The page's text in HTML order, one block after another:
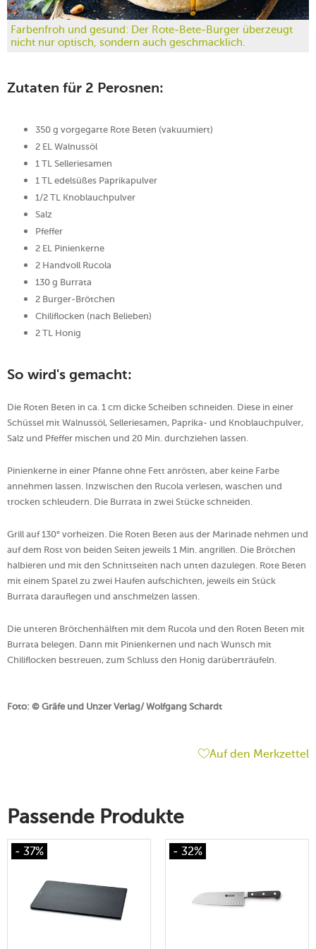
Farbenfroh und gesund: Der Rote-Bete-Burger überzeugt
nicht nur optisch, sondern auch geschmacklich.
Zutaten für 2 Perosnen:
350 g vorgegarte Rote Beten (vakuumiert)
2 EL Walnussöl
1 TL Selleriesamen
1 TL edelsüßes Paprikapulver
1/2 TL Knoblauchpulver
Salz
Pfeffer
2 EL Pinienkerne
2 Handvoll Rucola
130 g Burrata
2 Burger-Brötchen
Chiliflocken (nach Belieben)
2 TL Honig
So wird's gemacht:
Die Roten Beten in ca. 1 cm dicke Scheiben schneiden. Diese in einer
Schüssel mit Walnussöl, Selleriesamen, Paprika- und Knoblauchpulver,
Salz und Pfeffer mischen und 20 Min. durchziehen lassen.
Pinienkerne in einer Pfanne ohne Fett anrösten, aber keine Farbe
annehmen lassen. Inzwischen den Rucola verlesen, waschen und
trocken schleudern. Die Burrata in zwei Stücke schneiden.
Grill auf 130° vorheizen. Die Roten Beten aus der Marinade nehmen und
auf dem Rost von beiden Seiten jeweils 1 Min. angrillen. Die Brötchen
halbieren und mit den Schnittseiten nach unten dazulegen. Rote Beten
mit einem Spatel zu zwei Haufen aufschichten, jeweils ein Stück
Burrata darauflegen und anschmelzen lassen.
Die unteren Brötchenhälften mit dem Rucola und den Roten Beten mit
Burrata belegen. Dann mit Pinienkernen und nach Wunsch mit
Chiliflocken bestreuen, zum Schluss den Honig darüberträufeln.
Foto: © Gräfe und Unzer Verlag/ Wolfgang Schardt
Auf den Merkzettel
Passende Produkte
- 37% - 32%